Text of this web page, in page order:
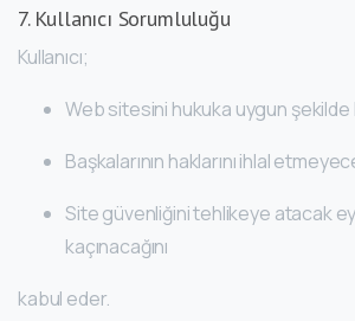
7. Kullanıcı Sorumluluğu
Kullanıcı;
Web sitesini hukuka uygun şekilde
Başkalarının haklarını ihlal
Site güvenliğini tehlikeye atacak
kaçınacağını
kabul eder.